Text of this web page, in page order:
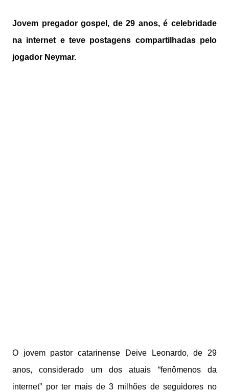
Jovem pregador gospel, de 29 anos, é celebridade
na internet e teve postagens compartilhadas pelo
jogador Neymar.
O jovem pastor catarinense Deive Leonardo, de 29
anos, considerado um dos atuais “fenômenos da
internet” por ter mais de 3 milhões de seguidores no